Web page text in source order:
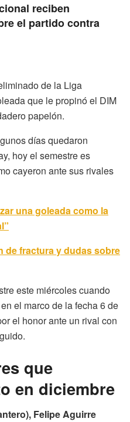
reciben
el partido contra
de la Liga
que le propinó el DIM
papelón.
días quedaron
hoy el semestre es
cayeron ante sus rivales
una goleada como la
fractura y dudas sobre
este miércoles cuando
el marco de la fecha 6 de
el honor ante un rival con
que
en diciembre
Felipe Aguirre